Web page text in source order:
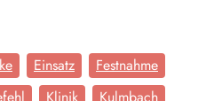
Einsatz
Festnahme
Klinik
Kulmbach